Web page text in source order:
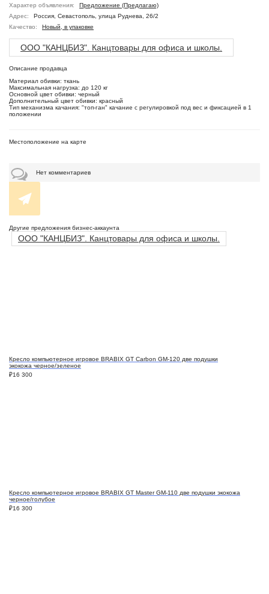
Характер объявления:
Предложение (Предлагаю)
Адрес:
Россия, Севастополь, улица Руднева, 26/2
Качество:
Новый, в упаковке
ООО "КАНЦБИЗ". Канцтовары для офиса и школы.
Описание продавца
Материал обивки: ткань
Максимальная нагрузка: до 120 кг
Основной цвет обивки: черный
Дополнительный цвет обивки: красный
Тип механизма качания: "топ-ган" качание с регулировкой под вес и фиксацией в 1
положении
Местоположение на карте
Нет комментариев
Другие предложения бизнес-аккаунта
ООО "КАНЦБИЗ". Канцтовары для офиса и школы.
Кресло компьютерное игровое BRABIX GT Carbon GM-120 две подушки
экокожа черное/зеленое
₽16 300
Кресло компьютерное игровое BRABIX GT Master GM-110 две подушки экокожа
черное/голубое
₽16 300